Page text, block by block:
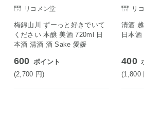
リコメン堂
梅錦山川 ずーっと好きでいて
ください 本醸 美酒 720ml 日
本酒 清酒 酒 Sake 愛媛
600 ポイント
(2,700 円)
リ
清酒
日本
400
(1,800